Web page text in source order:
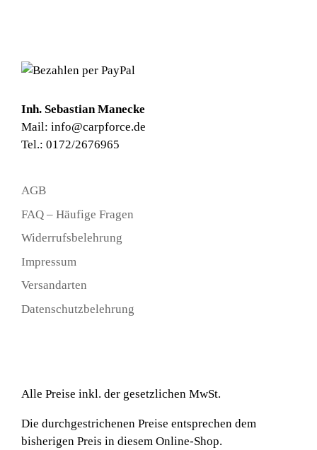
Inh. Sebastian Manecke
Mail: info@carpforce.de
Tel.: 0172/2676965
AGB
FAQ – Häufige Fragen
Widerrufsbelehrung
Impressum
Versandarten
Datenschutzbelehrung
Alle Preise inkl. der gesetzlichen MwSt.
Die durchgestrichenen Preise entsprechen dem
bisherigen Preis in diesem Online-Shop.